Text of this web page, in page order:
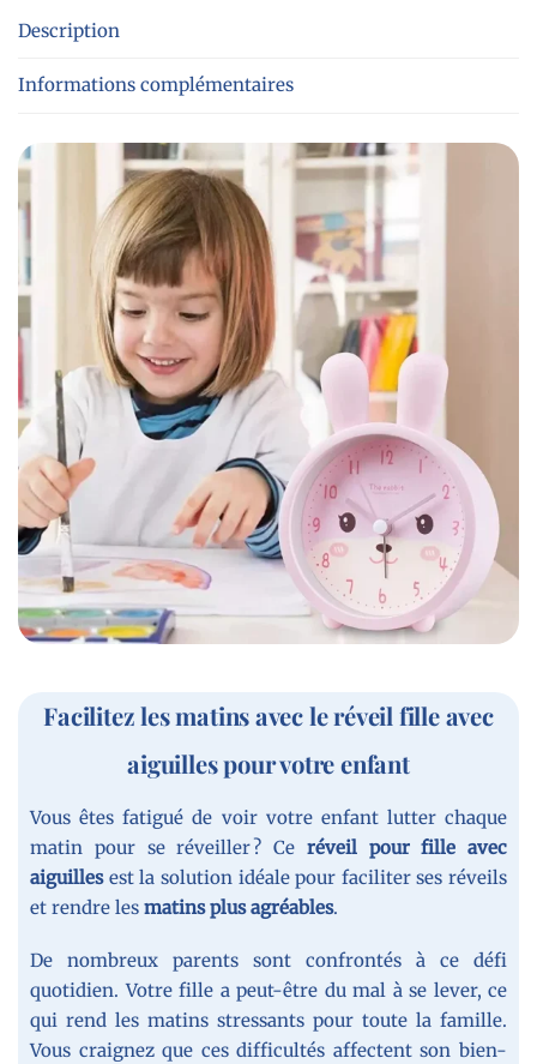
Description
Informations complémentaires
Facilitez les matins avec le réveil fille avec
aiguilles pour votre enfant
Vous êtes fatigué de voir votre enfant lutter chaque
matin pour se réveiller ? Ce réveil pour fille avec
aiguillesest la solution idéale pour faciliter ses réveils
et rendre les matins plus agréables.
De nombreux parents sont confrontés à ce défi
quotidien. Votre fille a peut-être du mal à se lever, ce
qui rend les matins stressants pour toute la famille.
Vous craignez que ces difficultés affectent son bien-